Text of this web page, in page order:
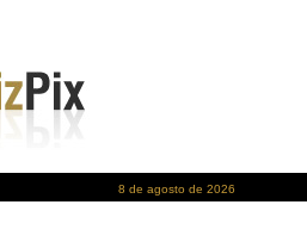
8 de agosto de 2026